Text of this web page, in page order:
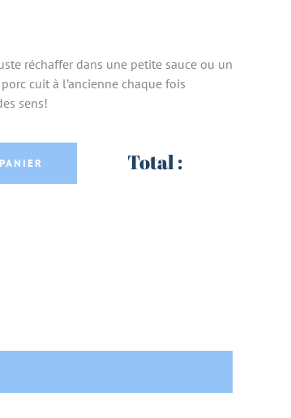
réchaffer dans une petite sauce ou un
cuit à l’ancienne chaque fois
sens!
SANS SEL NITRITE A
Total :